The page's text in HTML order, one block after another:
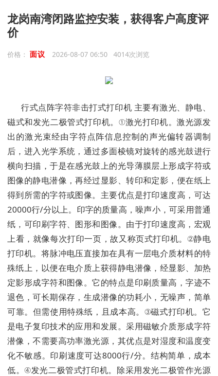
龙岗南湾闭路监控安装，获得客户高度评
价
价格： 面议 2026-08-07 06:50 4014次浏览
行式点阵字符非击打式打印机 主要有激光、静电、
磁式和发光二极管式打印机。①激光打印机。激光源发
出的激光束经由字符点阵信息控制的声光偏转器调制
后，进入光学系统，通过多面棱镜对旋转的感光鼓进行
横向扫描，于是在感光鼓上的光导薄膜层上形成字符或
图像的静电潜像，再经过显影、转印和定影，便在纸上
得到所需的字符或图像。主要优点是打印速度高，可达
20000行/分以上。印字的质量高，噪声小，可采用普通
纸，可印刷字符、图形和图像。由于打印速度高，宏观
上看，就像每次打印一页，故又称页式打印机。②静电
打印机。将脉冲电压直接加在具有一层电介质材料的特
殊纸上，以便在电介质上获得静电潜像，经显影、加热
定影形成字符和图像。它的特点是印刷质量高，字迹不
退色，可长期保存，生成潜像的功耗小，无噪声，简单
可靠。但需使用特殊纸，且成本高。③磁式打印机。它
是电子复印技术的应用和发展。采用磁敏介质形成字符
潜像，不需要高功率激光源，其优点是对湿度和温度变
化不敏感。印刷速度可达8000行/分。结构简单，成本
低。④发光二极管式打印机。除采用发光二极管作光源